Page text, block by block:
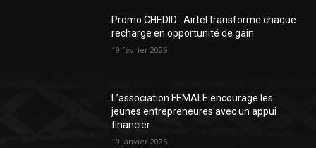
Promo CHEDID : Airtel transforme chaque
recharge en opportunité de gain
19 février 2026
L’association FEMALE encourage les
jeunes entrepreneures avec un appui
financier.
19 janvier 2026